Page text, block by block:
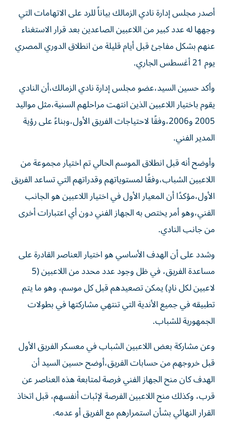
أصدر مجلس إدارة نادي الزمالك بياناً للرد على الاتهامات التي
وجهها له عدد كبير من اللاعبين الصاعدين بعد قرار الاستغناء
عنهم بشكل مفاجئ قبل أيام قليلة من انطلاق الدوري المصري
يوم 21 أغسطس الجاري.
وأكد حسين السيد،عضو مجلس إدارة نادي الزمالك،أن النادي
يقوم باختيار اللاعبين الذين انتهت مراحلهم السنية،مثل مواليد
2005 و2006،وفقًا لاحتياجات الفريق الأول،وبناءً على رؤية
المدير الفني.
وأوضح أنه قبل انطلاق الموسم الحالي تم اختيار مجموعة من
اللاعبين الشباب،وفقًا لمستوياتهم وقدراتهم التي تساعد الفريق
الأول،مؤكدًا أن المعيار الأول في اختيار اللاعبين هو الجانب
الفني،وهو أمر يختص به الجهاز الفني دون أي اعتبارات أخرى
من جانب النادي.
وشدد على أن الهدف الأساسي هو اختيار العناصر القادرة على
مساعدة الفريق، في ظل وجود عدد محدد من اللاعبين (5
لاعبين لكل نادٍ) يمكن تصعيدهم قبل كل موسم، وهو ما يتم
تطبيقه في جميع الأندية التي تنتهي مشاركتها في بطولات
الجمهورية للشباب.
وعن مشاركة بعض اللاعبين الشباب في معسكر الفريق الأول
قبل خروجهم من حسابات الفريق،أوضح حسين السيد أن
الهدف كان منح الجهاز الفني فرصة لمتابعة هذه العناصر عن
قرب، وكذلك منح اللاعبين الفرصة لإثبات أنفسهم، قبل اتخاذ
القرار النهائي بشأن استمرارهم مع الفريق أو عدمه.